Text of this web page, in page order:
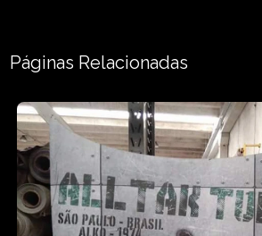
Páginas Relacionadas